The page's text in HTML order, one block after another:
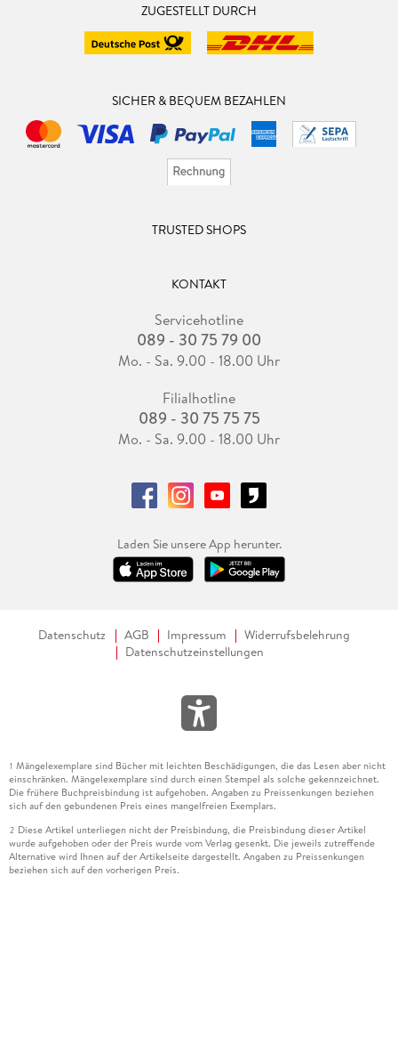
ZUGESTELLT DURCH
SICHER & BEQUEM BEZAHLEN
TRUSTED SHOPS
KONTAKT
Servicehotline
089 - 30 75 79 00
Mo. - Sa. 9.00 - 18.00 Uhr
Filialhotline
089 - 30 75 75 75
Mo. - Sa. 9.00 - 18.00 Uhr
Laden Sie unsere App herunter.
Datenschutz AGB Impressum
Widerrufsbelehrung
Datenschutzeinstellungen
1 Mängelexemplare sind Bücher mit leichten Beschädigungen, die das Lesen aber nicht
einschränken. Mängelexemplare sind durch einen Stempel als solche gekennzeichnet.
Die frühere Buchpreisbindung ist aufgehoben. Angaben zu Preissenkungen beziehen
sich auf den gebundenen Preis eines mangelfreien Exemplars.
2 Diese Artikel unterliegen nicht der Preisbindung, die Preisbindung dieser Artikel
wurde aufgehoben oder der Preis wurde vom Verlag gesenkt. Die jeweils zutreffende
Alternative wird Ihnen auf der Artikelseite dargestellt. Angaben zu Preissenkungen
beziehen sich auf den vorherigen Preis.